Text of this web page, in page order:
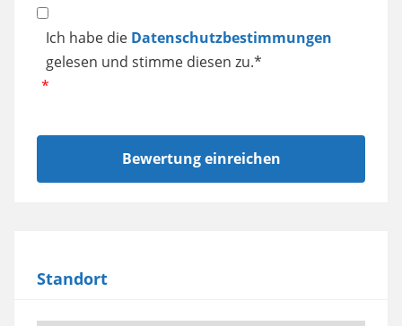
Datenschutz
Ich habe die Datenschutzbestimmungen
gelesen und stimme diesen zu.*
Standort